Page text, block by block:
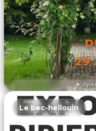
29
Le bec-hellouin